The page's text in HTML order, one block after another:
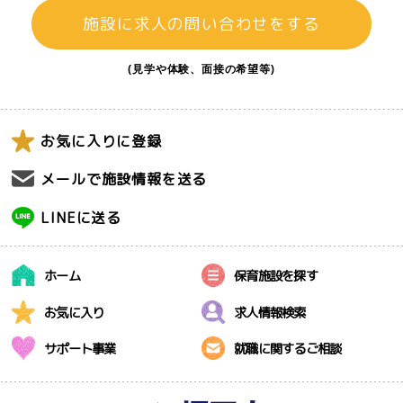
施設に求人の問い合わせをする
(見学や体験、面接の希望等)
お気に入りに登録
メールで施設情報を送る
LINEに送る
ホーム 保育施設を探す
お気に入り 求人情報検索
サポート事業 就職に関するご相談